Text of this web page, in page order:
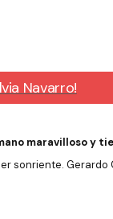
Navarro!
maravilloso y
sonriente.